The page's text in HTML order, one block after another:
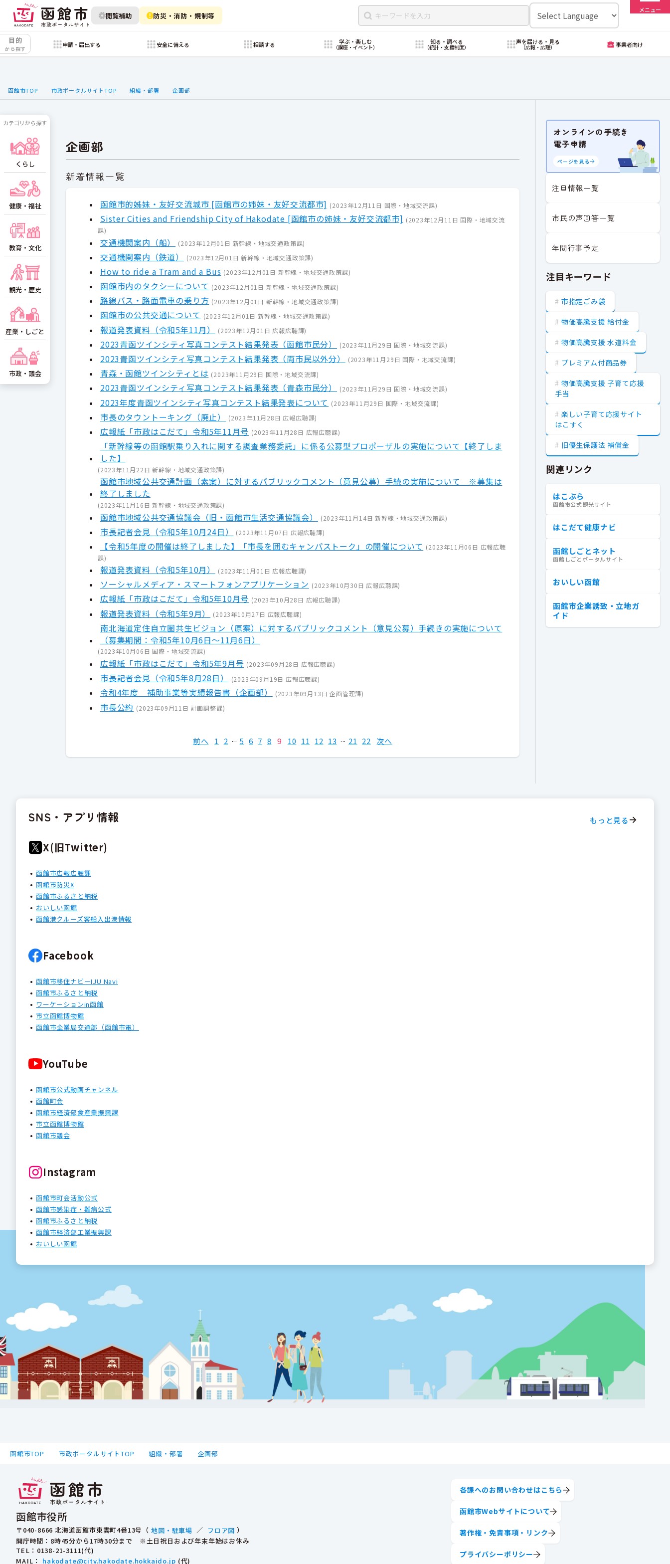
閲覧補助 防災・消防・規制等
メニュー
目的
から探す
申請・届出する 安全に備える 相談する 学ぶ・楽しむ
（講座・イベント）
知る・調べる
（統計・支援制度）
声を届ける・見る
（広報・広聴） 事業者向け
函館市TOP 市政ポータルサイトTOP 組織・部署 企画部
企画部
新着情報一覧
函館市的姊妹・友好交流城市 [函館市の姉妹・友好交流都市] (2023年12月11日 国際・地域交流課)
Sister Cities and Friendship City of Hakodate [函館市の姉妹・友好交流都市] (2023年12月11日 国際・地域交流
課)
交通機関案内（船） (2023年12月01日 新幹線・地域交通政策課)
交通機関案内（鉄道） (2023年12月01日 新幹線・地域交通政策課)
How to ride a Tram and a Bus (2023年12月01日 新幹線・地域交通政策課)
函館市内のタクシーについて (2023年12月01日 新幹線・地域交通政策課)
路線バス・路面電車の乗り方 (2023年12月01日 新幹線・地域交通政策課)
函館市の公共交通について (2023年12月01日 新幹線・地域交通政策課)
報道発表資料（令和5年11月） (2023年12月01日 広報広聴課)
2023青函ツインシティ写真コンテスト結果発表（函館市民分） (2023年11月29日 国際・地域交流課)
2023青函ツインシティ写真コンテスト結果発表（両市民以外分） (2023年11月29日 国際・地域交流課)
青森・函館ツインシティとは (2023年11月29日 国際・地域交流課)
2023青函ツインシティ写真コンテスト結果発表（青森市民分） (2023年11月29日 国際・地域交流課)
2023年度青函ツインシティ写真コンテスト結果発表について (2023年11月29日 国際・地域交流課)
市長のタウントーキング（廃止） (2023年11月28日 広報広聴課)
広報紙「市政はこだて」令和5年11月号 (2023年11月28日 広報広聴課)
「新幹線等の函館駅乗り入れに関する調査業務委託」に係る公募型プロポーザルの実施について【終了しま
した】
(2023年11月22日 新幹線・地域交通政策課)
函館市地域公共交通計画（素案）に対するパブリックコメント（意見公募）手続の実施について ※募集は
終了しました
(2023年11月16日 新幹線・地域交通政策課)
函館市地域公共交通協議会（旧・函館市生活交通協議会） (2023年11月14日 新幹線・地域交通政策課)
市長記者会見（令和5年10月24日） (2023年11月07日 広報広聴課)
【令和5年度の開催は終了しました】「市長を囲むキャンパストーク」の開催について (2023年11月06日 広報広聴
課)
報道発表資料（令和5年10月） (2023年11月01日 広報広聴課)
ソーシャルメディア・スマートフォンアプリケーション (2023年10月30日 広報広聴課)
広報紙「市政はこだて」令和5年10月号 (2023年10月28日 広報広聴課)
報道発表資料（令和5年9月） (2023年10月27日 広報広聴課)
南北海道定住自立圏共生ビジョン（原案）に対するパブリックコメント（意見公募）手続きの実施について
（募集期間：令和5年10月6日～11月6日）
(2023年10月06日 国際・地域交流課)
広報紙「市政はこだて」令和5年9月号 (2023年09月28日 広報広聴課)
市長記者会見（令和5年8月28日） (2023年09月19日 広報広聴課)
令和4年度 補助事業等実績報告書（企画部） (2023年09月13日 企画管理課)
市長公約 (2023年09月11日 計画調整課)
前へ 1 2 5 6 7 8 9 10 11 12 13 21 22 次へ
カテゴリから探す
くらし
健康・福祉
教育・文化
観光・歴史
産業・しごと
市政・議会
オンラインの手続き
電子申請
ページを見る
注目情報一覧
市民の声回答一覧
年間行事予定
注目キーワード
市指定ごみ袋
物価高騰支援 給付金
物価高騰支援 水道料金
プレミアム付商品券
物価高騰支援 子育て応援
手当
楽しい子育て応援サイト
はこすく
旧優生保護法 補償金
関連リンク
はこぶら
函館市公式観光サイト
はこだて健康ナビ
函館しごとネット
函館しごとポータルサイト
おいしい函館
函館市企業誘致・立地ガ
イド
SNS・アプリ情報 もっと見る
X(旧Twitter)
函館市広報広聴課
函館市防災X
函館市ふるさと納税
おいしい函館
函館港クルーズ客船入出港情報
Facebook
函館市移住ナビーIJU Navi
函館市ふるさと納税
ワーケーションin函館
市立函館博物館
函館市企業局交通部（函館市電）
YouTube
函館市公式動画チャンネル
函館町会
函館市経済部食産業振興課
市立函館博物館
函館市議会
Instagram
函館市町会活動公式
函館市感染症・難病公式
函館市ふるさと納税
函館市経済部工業振興課
おいしい函館
函館市TOP 市政ポータルサイトTOP 組織・部署 企画部
函館市役所
〒040-8666 北海道函館市東雲町4番13号（ 地図・駐車場 ／ フロア図 ）
開庁時間：8時45分から17時30分まで ※土日祝日および年末年始はお休み
TEL ：0138-21-3111(代)
MAIL ： hakodate@city.hakodate.hokkaido.jp (代)
各課へのお問い合わせはこちら
函館市Webサイトについて
著作権・免責事項・リンク
プライバシーポリシー